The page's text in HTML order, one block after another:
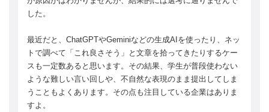
した。
最近だと、ChatGPTやGeminiなどの生成AIを使ったり、ネッ
トで調べて「これ良さそう」と文章を拾ってきたりするケー
スも一定数あると思います。その結果、学生が普段使わない
ような難しい言い回しや、不自然な表現のまま提出してしま
うこともよくあります。その点も注目している企業はありま
すよ。